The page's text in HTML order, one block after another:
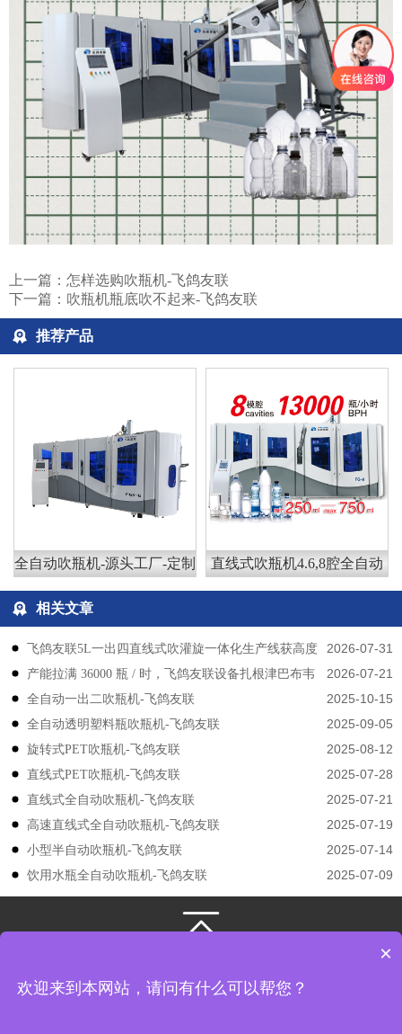
上一篇： 怎样选购吹瓶机-飞鸽友联
下一篇： 吹瓶机瓶底吹不起来-飞鸽友联
推荐产品
全自动吹瓶机-源头工厂-定制 直线式吹瓶机4.6,8腔全自动
相关文章
2026-07-31
飞鸽友联5L一出四直线式吹灌旋一体化生产线获高度
认可
2026-07-21
产能拉满 36000 瓶 / 时，飞鸽友联设备扎根津巴布韦
2025-10-15
​​全自动一出二吹瓶机-飞鸽友联
2025-09-05
全自动透明塑料瓶吹瓶机-飞鸽友联
2025-08-12
旋转式PET吹瓶机-飞鸽友联
2025-07-28
直线式PET吹瓶机-飞鸽友联
2025-07-21
直线式全自动吹瓶机-飞鸽友联
2025-07-19
高速直线式全自动吹瓶机-飞鸽友联
2025-07-14
小型半自动吹瓶机-飞鸽友联
2025-07-09
饮用水瓶全自动吹瓶机-飞鸽友联
江苏飞鸽友联机械股份有限公司
版权所有
地址： 江苏省张家港市凤凰镇韩国工业园飞翔路8号
×
欢迎来到本网站，请问有什么可以帮您？